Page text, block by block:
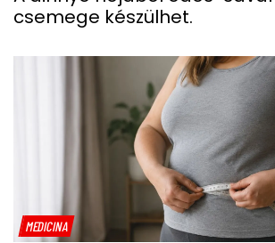
csemege készülhet.
MEDICINA